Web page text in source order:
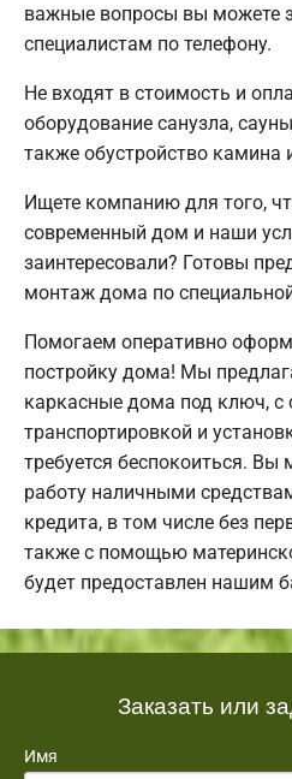
важные вопросы вы можете
специалистам по телефону.
Не входят в стоимость и
оборудование санузла,
также обустройство камина
Ищете компанию для того,
современный дом и наши
заинтересовали? Готовы
монтаж дома по
Помогаем оперативно
постройку дома! Мы
каркасные дома под ключ, с
транспортировкой и
требуется беспокоиться.
работу наличными
кредита, в том числе без
также с помощью
будет предоставлен нашим
Заказать или
Имя